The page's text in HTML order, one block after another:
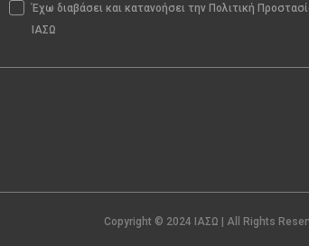
Έχω διαβάσει και κατανοήσει την Πολιτική
ΙΑΣΩ
Copyright © 2024 ΙΑΣΩ | All Rights